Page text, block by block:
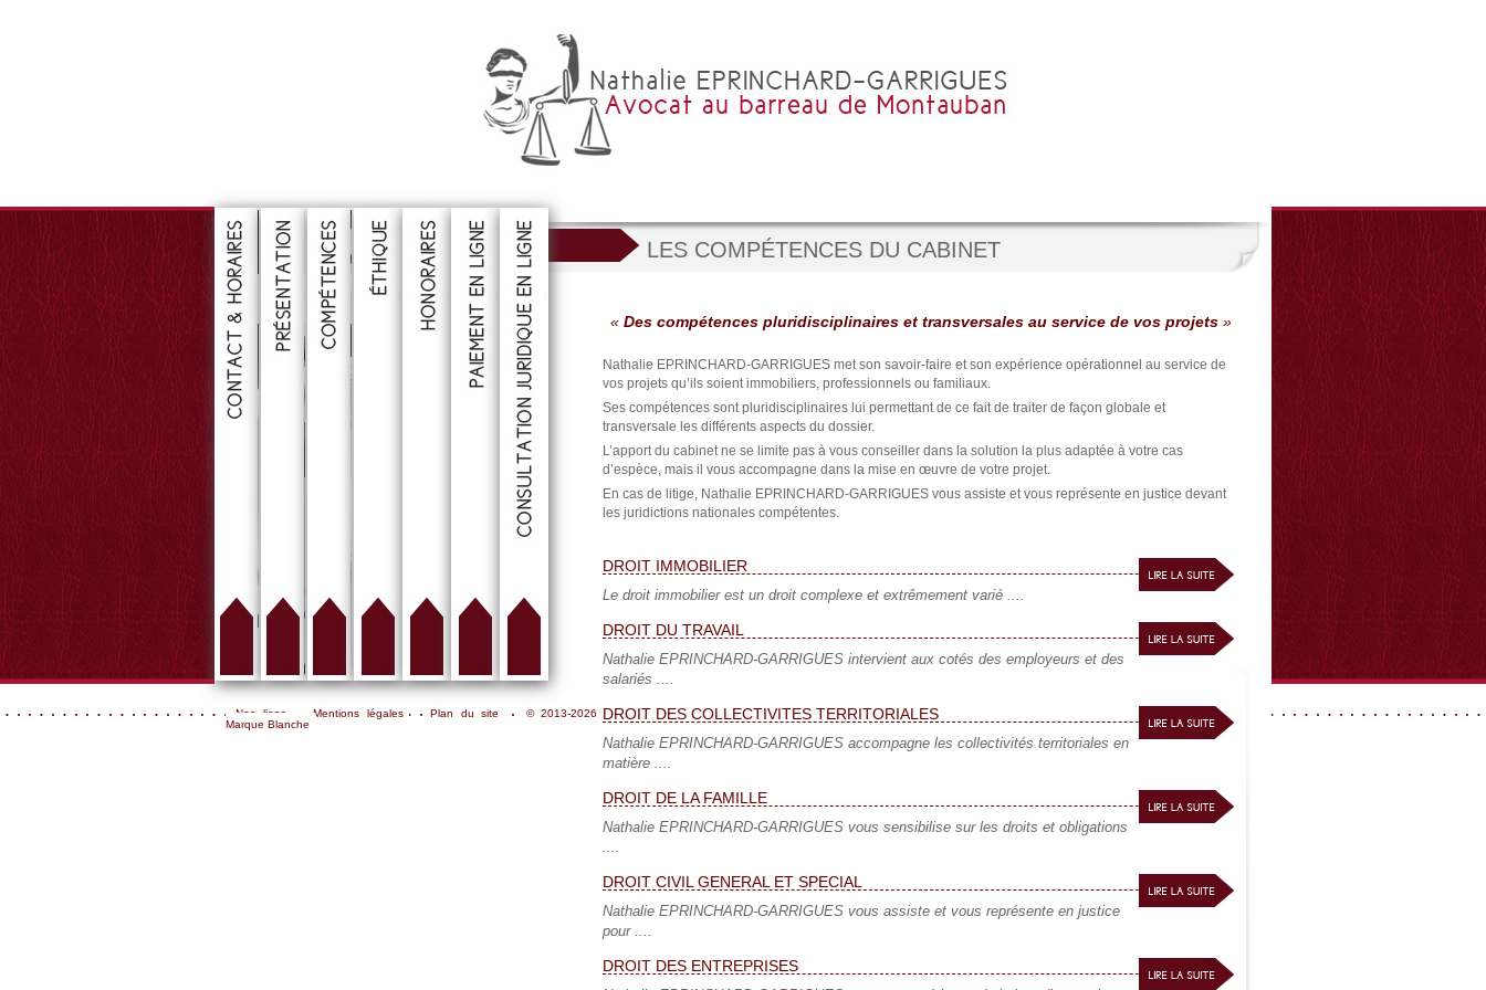
CONSULTERCONSULTERCONSULTERCONSULTERCONSULTERCONSULTER
LES COMPÉTENCES DU CABINET
« Des compétences pluridisciplinaires et transversales au service de vos projets»
Nathalie EPRINCHARD-GARRIGUES met son savoir-faire et son expérience opérationnel au service de
vos projets qu’ils soient immobiliers, professionnels ou familiaux.
Ses compétences sont pluridisciplinaires lui permettant de ce fait de traiter de façon globale et
transversale les différents aspects du dossier.
L’apport du cabinet ne se limite pas à vous conseiller dans la solution la plus adaptée à votre cas
d’espèce, mais il vous accompagne dans la mise en œuvre de votre projet.
En cas de litige, Nathalie EPRINCHARD-GARRIGUES vous assiste et vous représente en justice devant
les juridictions nationales compétentes.
DROIT IMMOBILIER
Le droit immobilier est un droit complexe et extrêmement varié ....
DROIT DU TRAVAIL
Nathalie EPRINCHARD-GARRIGUES intervient aux cotés des employeurs et des
salariés ....
DROIT DES COLLECTIVITES TERRITORIALES
Nathalie EPRINCHARD-GARRIGUES accompagne les collectivités territoriales en
matière ....
DROIT DE LA FAMILLE
Nathalie EPRINCHARD-GARRIGUES vous sensibilise sur les droits et obligations
....
DROIT CIVIL GENERAL ET SPECIAL
Nathalie EPRINCHARD-GARRIGUES vous assiste et vous représente en justice
pour ....
DROIT DES ENTREPRISES
Nos liens Mentions légales Plan du site
© 2013-2026
Marque Blanche